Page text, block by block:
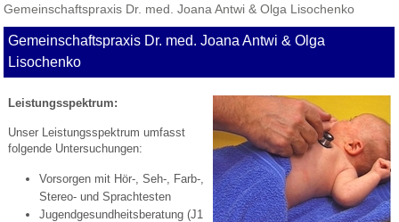
Gemeinschaftspraxis Dr. med. Joana Antwi & Olga Lisochenko
Gemeinschaftspraxis Dr. med. Joana Antwi & Olga
Lisochenko
Leistungsspektrum:
Unser Leistungsspektrum umfasst
folgende Untersuchungen:
Vorsorgen mit Hör-, Seh-, Farb-,
Stereo- und Sprachtesten
Jugendgesundheitsberatung (J1